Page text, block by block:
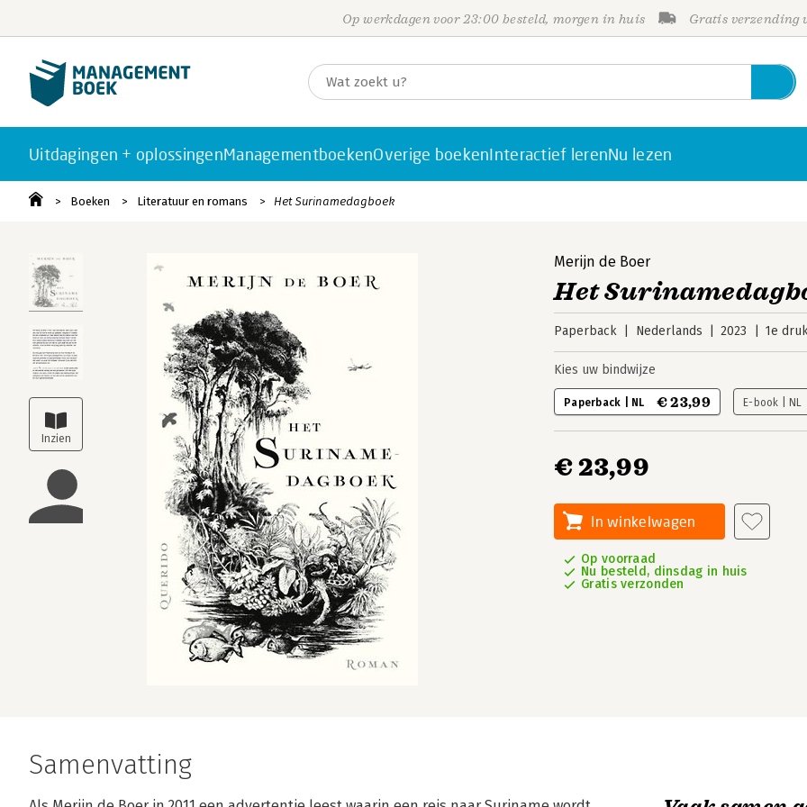
Op werkdagen voor 23:00 besteld, morgen in huis Gratis verzending
Uitdagingen + oplossingenManagementboekenOverige boekenInteractief lerenNu lezen
Boeken Literatuur en romans Het Surinamedagboek
Merijn de Boer
Het
Paperback Nederlands 2023 1e
Kies uw bindwijze
Paperback | NL € 23,99 E-book | NL
€ 23,99
In winkelwagen
Op voorraad
Nu besteld, dinsdag in huis
Gratis verzonden
Samenvatting